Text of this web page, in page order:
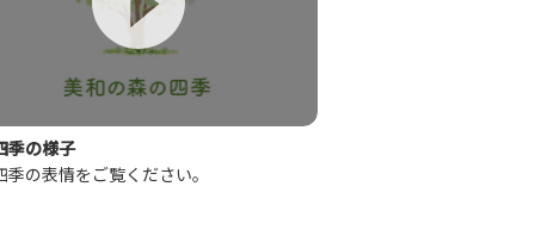
季の様子
季の表情をご覧ください。